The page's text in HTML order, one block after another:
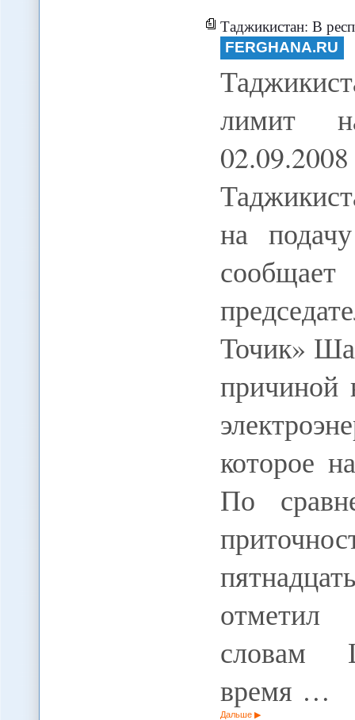
Таджикистан: В
FERGHANA.RU
лимит
на
Точик»
причиной
которое
По
отметил
словам
время …
Дальше